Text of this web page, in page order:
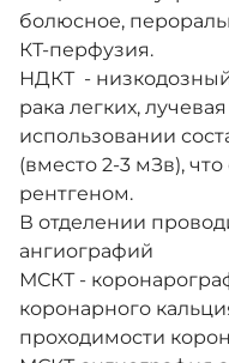
болюсное,
КТ-перфузия.
НДКТ -
рака легких,
использовании
(вместо 2-3 мЗв),
рентгеном.
В отделении
ангиографий
МСКТ -
коронарного
проходимости